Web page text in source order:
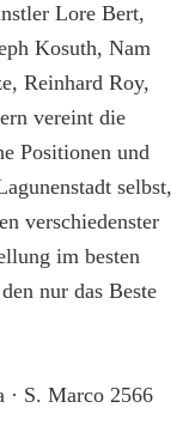
Lore Bert,
Kosuth, Nam
Reinhard Roy,
vereint die
Positionen und
selbst,
verschiedenster
im besten
nur das Beste
· S. Marco 2566